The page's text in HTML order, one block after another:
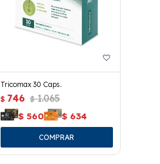
Tricomax 30 Caps.
$ 746 $ 1.065
$ 560 $ 634